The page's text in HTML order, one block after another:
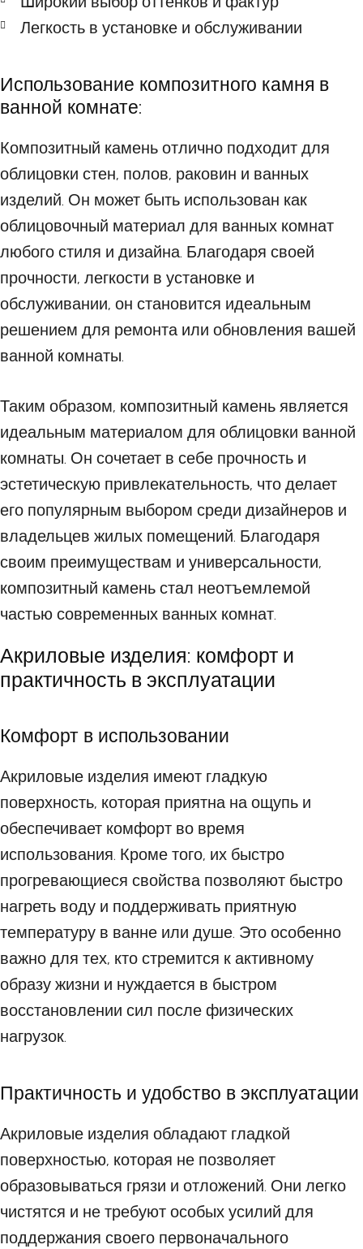
Легкость в установке и обслуживании
Использование композитного камня в
ванной комнате:
Композитный камень отлично подходит для
облицовки стен, полов, раковин и ванных
изделий. Он может быть использован как
облицовочный материал для ванных комнат
любого стиля и дизайна. Благодаря своей
прочности, легкости в установке и
обслуживании, он становится идеальным
решением для ремонта или обновления вашей
ванной комнаты.
Таким образом, композитный камень является
идеальным материалом для облицовки ванной
комнаты. Он сочетает в себе прочность и
эстетическую привлекательность, что делает
его популярным выбором среди дизайнеров и
владельцев жилых помещений. Благодаря
своим преимуществам и универсальности,
композитный камень стал неотъемлемой
частью современных ванных комнат.
Акриловые изделия: комфорт и
практичность в эксплуатации
Комфорт в использовании
Акриловые изделия имеют гладкую
поверхность, которая приятна на ощупь и
обеспечивает комфорт во время
использования. Кроме того, их быстро
прогревающиеся свойства позволяют быстро
нагреть воду и поддерживать приятную
температуру в ванне или душе. Это особенно
важно для тех, кто стремится к активному
образу жизни и нуждается в быстром
восстановлении сил после физических
нагрузок.
Практичность и удобство в эксплуатации
Акриловые изделия обладают гладкой
поверхностью, которая не позволяет
образовываться грязи и отложений. Они легко
чистятся и не требуют особых усилий для
поддержания своего первоначального